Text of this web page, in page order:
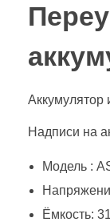
Аккумулятор
Надписи на
Модель :
Ёмкость: